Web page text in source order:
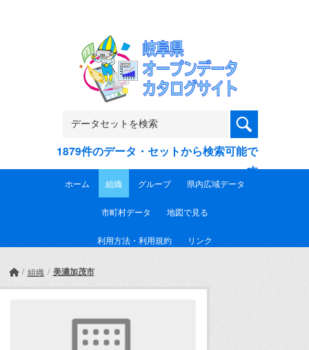
1879件のデータ・セットから検索可能で
す
ホーム 組織 グループ 県内広域データ
市町村データ 地図で見る
利用方法・利用規約 リンク
組織 美濃加茂市